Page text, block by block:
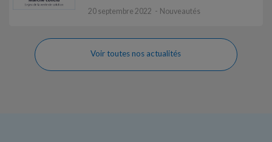
20 septembre 2022 Nouveautés
Voir toutes nos actualités